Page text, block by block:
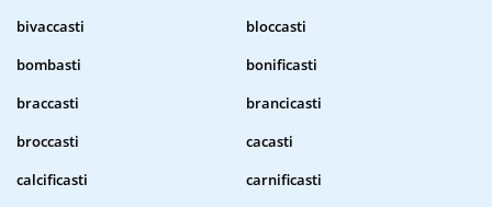
bivaccasti
bloccasti
bombasti
bonificasti
braccasti
brancicasti
broccasti
cacasti
calcificasti
carnificasti